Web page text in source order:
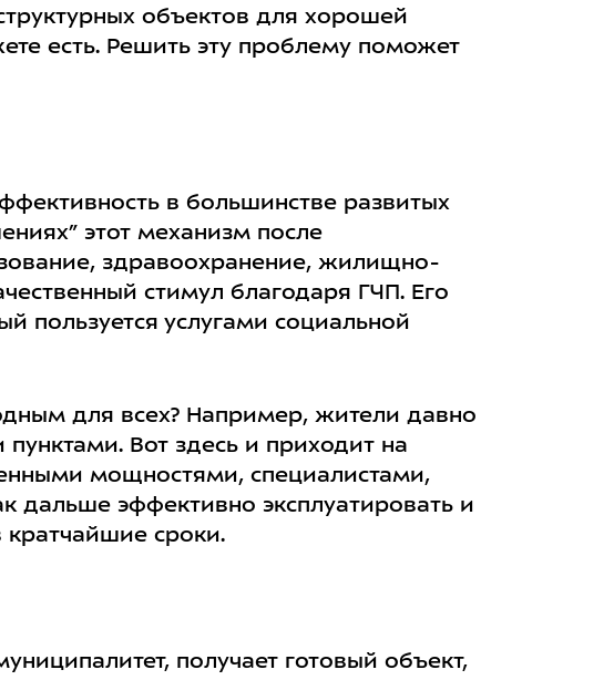
объектов для хорошей
есть. Решить эту проблему поможет
в большинстве развитых
этот механизм после
здравоохранение, жилищно-
стимул благодаря ГЧП. Его
пользуется услугами социальной
для всех? Например, жители давно
Вот здесь и приходит на
мощностями, специалистами,
эффективно эксплуатировать и
кратчайшие сроки.
получает готовый объект,